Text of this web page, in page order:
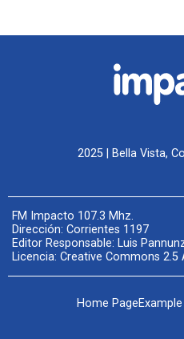
2025 | Bella Vista,
FM Impacto 107.3 Mhz.
Dirección: Corrientes 1197
Editor Responsable: Luis
Licencia: Creative Commons 2.5
Home Page